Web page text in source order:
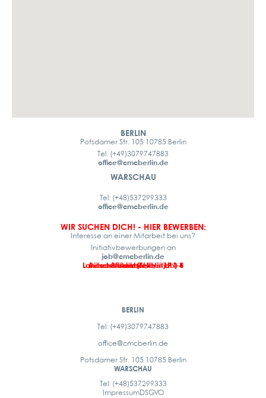
BERLIN
Potsdamer Str. 105 10785 Berlin
Tel: (+49)3079747883
office@cmcberlin.de
WARSCHAU
Tel: (+48)537299333
office@cmcberlin.de
WIR SUCHEN DICH! - HIER BEWERBEN:
Interesse an einer Mitarbeit bei uns?
Initiativbewerbungen an
job@cmcberlin.de
Büroassistenz (Teilzeitjob)
Landschaftsarchitekt/in LP 1-4
Landschaftsarchitekt/in LP 1-8
Praktikant/in
BERLIN
Tel: (+49)3079747883
office@cmcberlin.de
Potsdamer Str. 105 10785 Berlin
WARSCHAU
Tel: (+48)537299333
ImpressumDSGVO